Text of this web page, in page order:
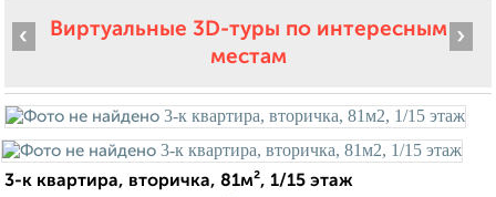
Виртуальные 3D-туры по интересным
местам
‹ ›
3-к квартира, вторичка, 81м², 1/15 этаж